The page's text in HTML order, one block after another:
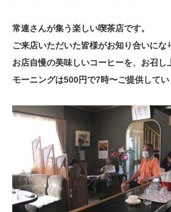
常連さんが集う楽しい喫茶店です。
ご来店いただいた皆様がお知り合いにな
お店自慢の美味しいコーヒーを、お召し
モーニングは500円で7時〜ご提供してい